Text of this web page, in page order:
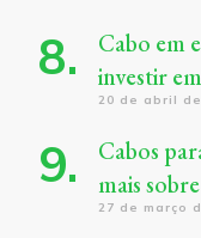
Cabo em
investir
20 de abril
Cabos
mais sobre
27 de março